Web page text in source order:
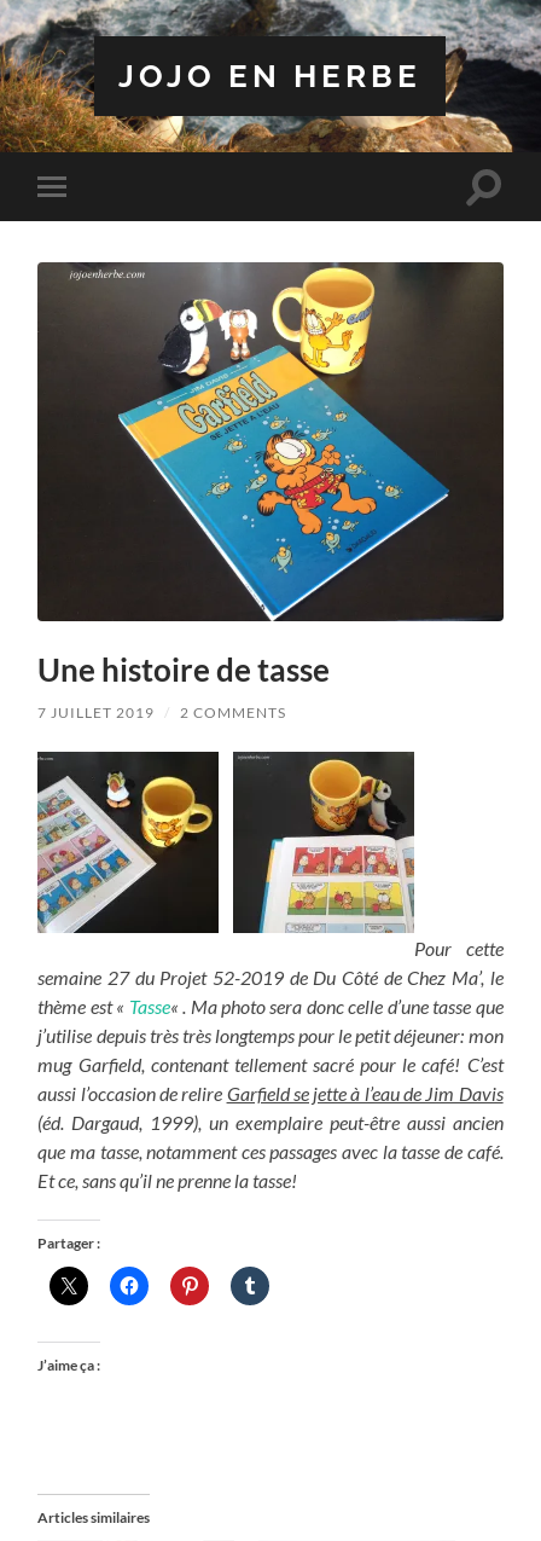
JOJO EN HERBE
Toggle
mobile
Toggle
Une histoire de tasse
7 JUILLET 2019 / 2 COMMENTS
Pour cette
semaine 27 du Projet 52-2019 de Du Côté de Chez Ma’, le
thème est « Tasse« . Ma photo sera donc celle d’une tasse que
j’utilise depuis très très longtemps pour le petit déjeuner: mon
mug Garfield, contenant tellement sacré pour le café! C’est
aussi l’occasion de relire Garfield se jette à l’eau de Jim Davis
(éd. Dargaud, 1999), un exemplaire peut-être aussi ancien
que ma tasse, notamment ces passages avec la tasse de café.
Et ce, sans qu’il ne prenne la tasse!
Partager :
J’aime ça :
Articles similaires